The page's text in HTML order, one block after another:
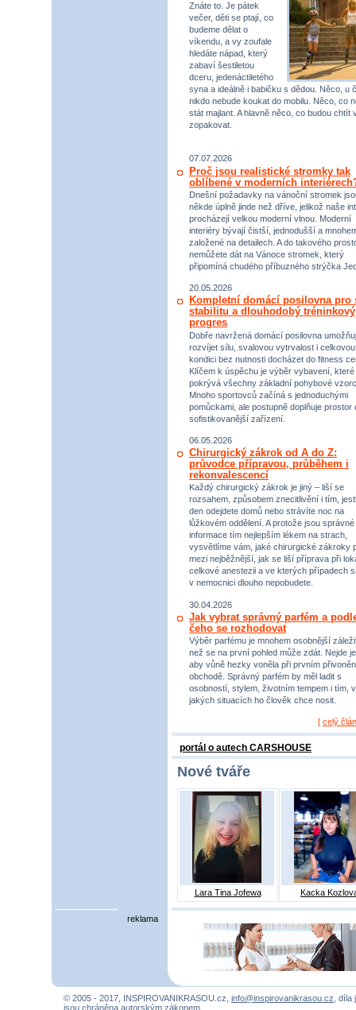
Znáte to. Je pátek
večer, děti se ptají, co
budeme dělat o
víkendu, a vy zoufale
hledáte nápad, který
zabaví šestiletou
dceru, jedenáctiletého
syna a ideálně i babičku s dědou. Něco, u
nikdo nebude koukat do mobilu. Něco, co
stát majlant. A hlavně něco, co budou chtít
zopakovat.
07.07.2026
Proč jsou realistické stromky tak
oblíbené v moderních
Dnešní požadavky na vánoční stromek
někde úplně jinde než dříve, jelikož naše
procházejí velkou moderní vlnou. Moderní
interiéry bývají čistší, jednodušší a
založené na detailech. A do takového
nemůžete dát na Vánoce stromek, který
připomíná chudého příbuzného strýčka
20.05.2026
Kompletní domácí posilovna pro
stabilitu a dlouhodobý tréninkový
progres
Dobře navržená domácí posilovna
rozvíjet sílu, svalovou vytrvalost i celkovou
kondici bez nutnosti docházet do fitness
Klíčem k úspěchu je výběr vybavení, které
pokrývá všechny základní pohybové
Mnoho sportovců začíná s jednoduchými
pomůckami, ale postupně doplňuje prostor
sofistikovanější zařízení.
06.05.2026
Chirurgický zákrok od A do Z:
průvodce přípravou, průběhem i
rekonvalescencí
Každý chirurgický zákrok je jiný – liší se
rozsahem, způsobem znecitlivění i tím,
den odejdete domů nebo strávíte noc na
lůžkovém oddělení. A protože jsou správné
informace tím nejlepším lékem na strach,
vysvětlíme vám, jaké chirurgické zákroky
mezi nejběžnější, jak se liší příprava při
celkové anestezii a ve kterých případech si
v nemocnici dlouho nepobudete.
30.04.2026
Jak vybrat správný parfém a
čeho se rozhodovat
Výběr parfému je mnohem osobnější
než se na první pohled může zdát. Nejde
aby vůně hezky voněla při prvním
obchodě. Správný parfém by měl ladit s
osobností, stylem, životním tempem i tím, v
jakých situacích ho člověk chce nosit.
[ celý
portál o autech CARSHOUSE
Nové tváře
Lara Tina Jofewa Kacka
reklama
© 2005 - 2017, INSPIROVANIKRASOU.cz, info@inspirovanikrasou.cz ,
jsou chráněna autorským zákonem.